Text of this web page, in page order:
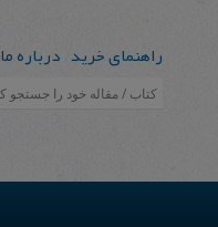
راهنمای خرید درباره ما